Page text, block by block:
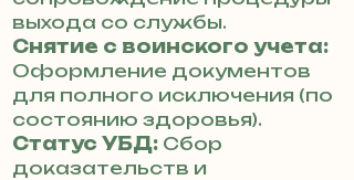
выхода со службы.
Снятие с воинского учета:
Оформление документов
для полного исключения (по
состоянию здоровья).
Статус УБД: Сбор
доказательств и